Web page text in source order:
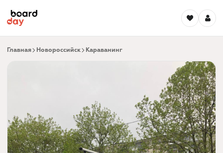
Главная Новороссийск Караванинг